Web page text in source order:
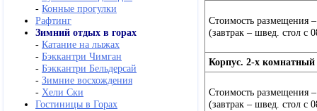
- Конные прогулки
Рафтинг
Зимний отдых в горах
- Катание на лыжах
- Бэккантри Чимган
- Бэккантри Бельдерсай
- Зимние восхождения
- Хели Ски
Гостиницы в Горах
Стоимость размещения
(завтрак – швед. стол с
Корпус. 2-х
Стоимость размещения
(завтрак – швед. стол с